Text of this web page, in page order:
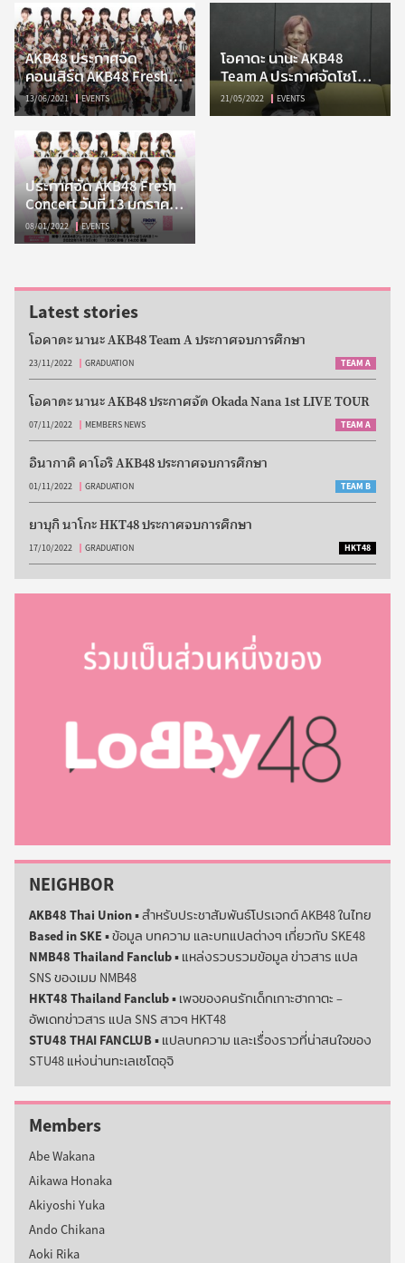
AKB48 ประกาศจัด
คอนเสิร์ต AKB48 Fresh
Concert วันที่ 7 สิงหาคมนี้
EVENTS
13/06/2021
โอคาดะ นานะ AKB48
Team A ประกาศจัดโซโล่
คอนเสิร์ต 3 และ 10
กรกฎาคมนี้
EVENTS
21/05/2022
ประกาศจัด AKB48 Fresh
Concert วันที่ 13 มกราคม
2022
EVENTS
08/01/2022
Latest stories
โอคาดะ นานะ AKB48 Team A ประกาศจบการศึกษา
GRADUATION TEAM A
23/11/2022
โอคาดะ นานะ AKB48 ประกาศจัด Okada Nana 1st LIVE TOUR
MEMBERS NEWS TEAM A
07/11/2022
อินากาคิ คาโอริ AKB48 ประกาศจบการศึกษา
GRADUATION TEAM B
01/11/2022
ยาบุกิ นาโกะ HKT48 ประกาศจบการศึกษา
GRADUATION HKT48
17/10/2022
NEIGHBOR
AKB48 Thai Union▪️ สำหรับประชาสัมพันธ์โปรเจกต์ AKB48 ในไทย
Based in SKE ▪️ ข้อมูล บทความ และบทแปลต่างๆ เกี่ยวกับ SKE48
NMB48 Thailand Fanclub▪️ แหล่งรวบรวมข้อมูล ข่าวสาร แปล
SNS ของเมม NMB48
HKT48 Thailand Fanclub▪️ เพจของคนรักเด็กเกาะฮากาตะ –
อัพเดทข่าวสาร แปล SNS สาวๆ HKT48
STU48 THAI FANCLUB ▪️ แปลบทความ และเรื่องราวที่น่าสนใจของ
STU48 แห่งน่านทะเลเซโตอุจิ
Members
Abe Wakana
Aikawa Honaka
Akiyoshi Yuka
Ando Chikana
Aoki Rika